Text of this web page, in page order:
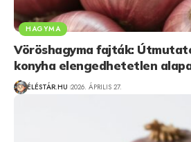
HAGYMA
Vöröshagyma fajták:
konyha elengedhetetlen
ÉLÉSTÁR.HU 2026. ÁPRILIS 27.